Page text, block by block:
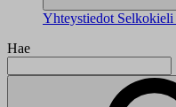
Yhteystiedot Selkokieli
Hae